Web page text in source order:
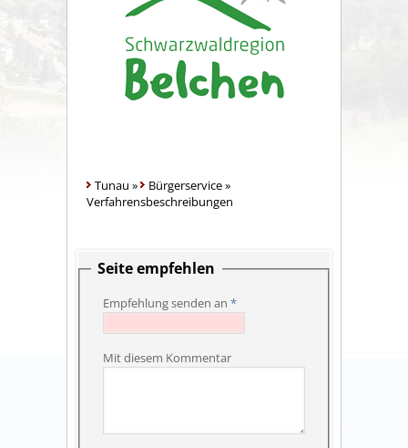
Tunau » Bürgerservice»
Verfahrensbeschreibungen
Seite empfehlen
Empfehlung senden an *
Mit diesem Kommentar